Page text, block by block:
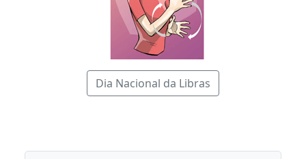
Dia Nacional da Libras